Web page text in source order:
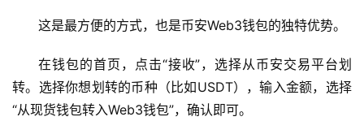
这是最方便的方式，也是币安Web3钱包的独特优势。
在钱包的首页，点击“接收”，选择从币安交易平台划
转。选择你想划转的币种（比如USDT），输入金额，选择
“从现货钱包转入Web3钱包”，确认即可。